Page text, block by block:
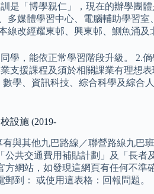
是「博學親仁」，現在的辦學團
多媒體學習中心、電腦輔助學習室
線改經耀東邨、興東邨、鰂魚涌及
學，能依正常學習階段升級。 2.
支援課程及須於相關課業有理想
學、資訊科技、綜合科學及綜
設施 (2019-
與其他九巴路線／聯營路線九
公共交通費用補貼計劃」及「長
網站，如發現這網頁有任何不
到： 或使用這表格：回報問題。